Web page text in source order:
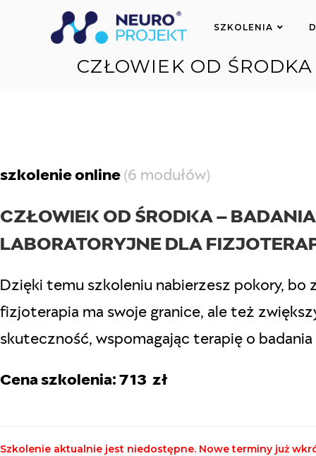
SZKOLENIA
CZŁOWIEK OD
szkolenie online(6 modułów)
CZŁOWIEK OD ŚRODKA – BADANIA
LABORATORYJNE DLA
Dzięki temu szkoleniu nabierzesz pokory, bo
fizjoterapia ma swoje granice, ale też
skuteczność, wspomagając terapię o
Cena szkolenia: 713 zł
Szkolenie aktualnie jest niedostępne. Nowe terminy już